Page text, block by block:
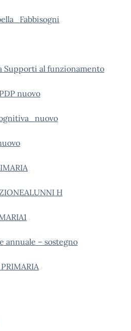
Supporti al funzionamento
nuovo
H
annuale – sostegno